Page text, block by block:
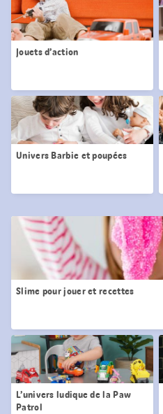
Jouets d’action
Univers Barbie et poupées
Slime pour jouer et recettes
L’univers ludique de la Paw
Patrol